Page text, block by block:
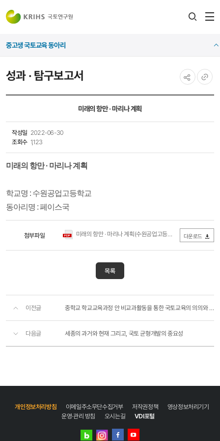
성과 · 탐구보고서
중고생 국토교육 동아리
미래의 항만 · 마리나 계획
작성일 2022-06-30
조회수 1,123
미래의 항만 · 마리나 계획
학교명 : 수원공업고등학교
동아리명 : 페이스국
첨부파일 미래의 항만 · 마리나 계획(수원공업고등학교).pdf (624.12KB / 다
다운로드
목록
이전글 중학교 학교교육과정 안 비교과활동을 통한 국토교육의 의의와 필요성에 대한 제언
다음글 세종의 과거와 현재 그리고, 국토 균형개발의 중요성
개인정보처리방침 이메일주소무단수집거부 저작권정책
영상정보처리기기
운영·관리 방침
오시는길 VDI포털
네이버 인스타그램